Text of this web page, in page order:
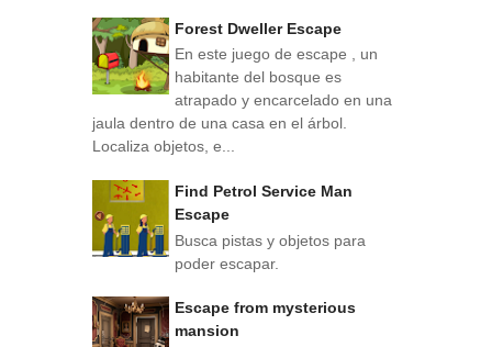
Forest Dweller Escape
En este juego de escape , un
habitante del bosque es
atrapado y encarcelado en una
jaula dentro de una casa en el árbol.
Localiza objetos, e...
Find Petrol Service Man
Escape
Busca pistas y objetos para
poder escapar.
Escape from mysterious
mansion